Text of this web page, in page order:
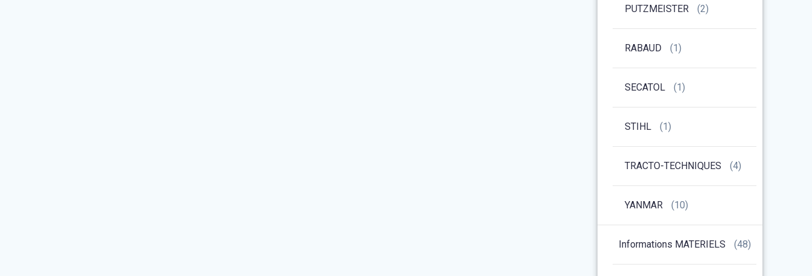
PUTZMEISTER (2)
RABAUD (1)
SECATOL (1)
STIHL (1)
TRACTO-TECHNIQUES (4)
YANMAR (10)
Informations MATERIELS (48)